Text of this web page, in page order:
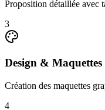
Proposition détaillée avec
3
Design & Maquettes
Création des maquettes
4